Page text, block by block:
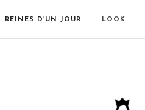
REINES D’UN JOUR LOOK